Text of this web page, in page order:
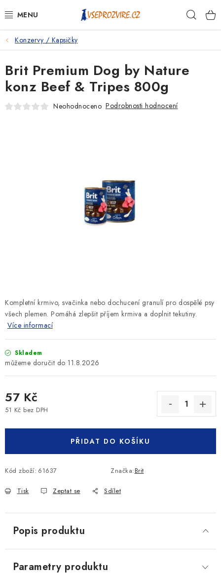
na
PSI
KOČKY
KONĚ
KRÁLÍCI/HLODAVCI/PTÁCI
Konzervy / Kapsičky
Kompletní krmivo, svačinka nebo dochucení granulí pro dospělé psy
všech plemen. Pomáhá zlepšit příjem krmiva a doplnit tekutiny.
Více informací
Skladem
11.8.2026
57 Kč
51 Kč bez DPH
PŘIDAT DO KOŠÍKU
Kód zboží: 61637 Značka:Brit
Tisk Zeptat se Sdílet
Brit Premium Dog by Nature
konz Beef & Tripes 800g
Neohodnoceno Podrobnosti hodnocení
Popis produktu
Parametry produktu